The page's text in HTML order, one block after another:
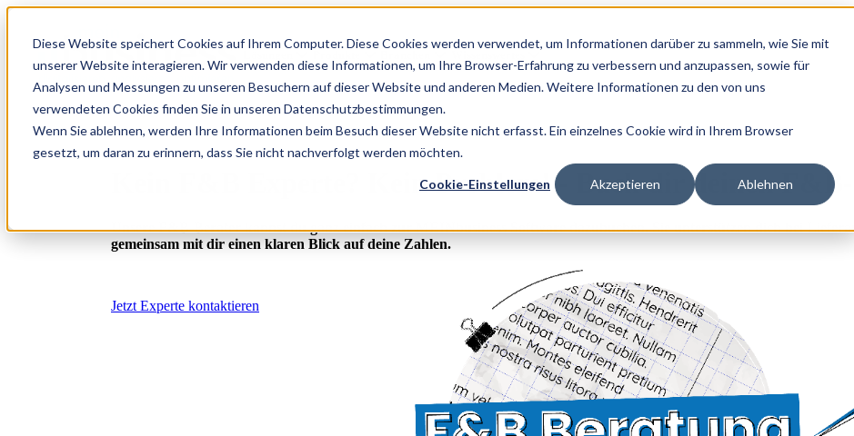
Diese Website speichert Cookies auf Ihrem Computer. Diese Cookies werden verwendet, um Informationen darüber zu sammeln, wie Sie mit
unserer Website interagieren. Wir verwenden diese Informationen, um Ihre Browser-Erfahrung zu verbessern und anzupassen, sowie für
Analysen und Messungen zu unseren Besuchern auf dieser Website und anderen Medien. Weitere Informationen zu den von uns
verwendeten Cookies finden Sie in unseren Datenschutzbestimmungen.
Wenn Sie ablehnen, werden Ihre Informationen beim Besuch dieser Website nicht erfasst. Ein einzelnes Cookie wird in Ihrem Browser
gesetzt, um daran zu erinnern, dass Sie nicht nachverfolgt werden möchten.
Cookie-Einstellungen Akzeptieren Ablehnen
Kein F&B Experte? Kein Problem! - Buch dir deinen
Unsere F&B-Berater kannst du ganz einfach zur MEINbusiness Software dazubuchen. Sie unterstützen dich bei
gemeinsam mit dir einen klaren Blick auf deine Zahlen.
Jetzt Experte kontaktieren